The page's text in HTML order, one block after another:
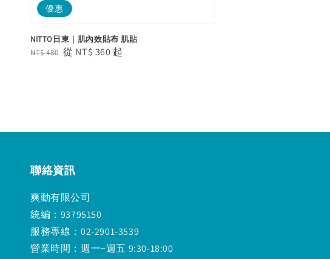
優惠
NITTO日東｜肌內效貼布 肌貼
Regular
NT$ 480 Sale
從 NT$ 360 起
聯絡資訊
爽動有限公司
統編：93795150
服務專線：02-2901-3539
營業時間：週一~週五 9:30-18:00